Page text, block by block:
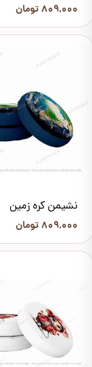
۸۰۹,۰۰۰ تومان
نشیمن کره زمین
۸۰۹,۰۰۰ تومان